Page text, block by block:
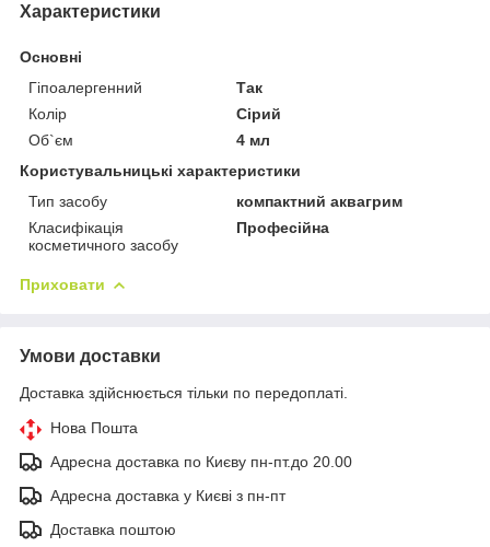
Характеристики
Основні
Гіпоалергенний
Так
Колір
Сірий
Об`єм
4 мл
Користувальницькі характеристики
Тип засобу
компактний аквагрим
Класифікація
косметичного засобу
Професійна
Приховати
Умови доставки
Доставка здійснюється тільки по передоплаті.
Нова Пошта
Адресна доставка по Києву пн-пт.до 20.00
Адресна доставка у Києві з пн-пт
Доставка поштою